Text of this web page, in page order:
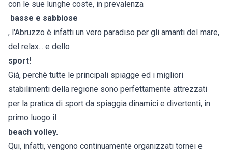
con le sue lunghe coste, in prevalenza
basse e sabbiose
, l'Abruzzo è infatti un vero paradiso per gli amanti del mare,
del relax... e dello
sport!
Già, perchè tutte le principali spiagge ed i migliori
stabilimenti della regione sono perfettamente attrezzati
per la pratica di sport da spiaggia dinamici e divertenti, in
primo luogo il
beach volley.
Qui, infatti, vengono continuamente organizzati tornei e